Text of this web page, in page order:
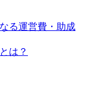
る運営費・助成
は？